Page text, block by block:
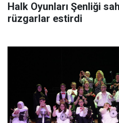
Halk Oyunları Şenliği
rüzgarlar estirdi